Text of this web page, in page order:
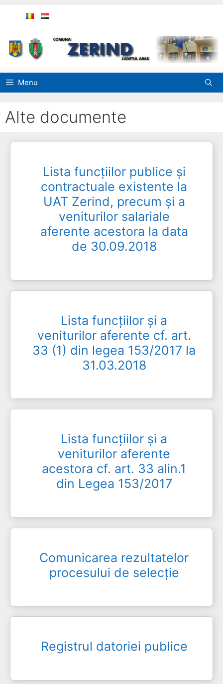
Menu
Alte documente
Lista funcțiilor publice și
contractuale existente la
UAT Zerind, precum și a
veniturilor salariale
aferente acestora la data
de 30.09.2018
Lista funcțiilor și a
veniturilor aferente cf. art.
33 (1) din legea 153/2017 la
31.03.2018
Lista funcțiilor și a
veniturilor aferente
acestora cf. art. 33 alin.1
din Legea 153/2017
Comunicarea rezultatelor
procesului de selecție
Registrul datoriei publice